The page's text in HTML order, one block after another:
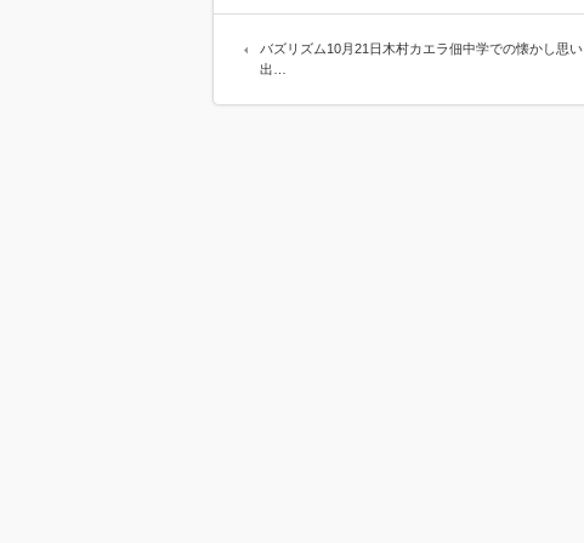
バズリズム10月21日木村カエラ佃中学での懐かし思い
出…